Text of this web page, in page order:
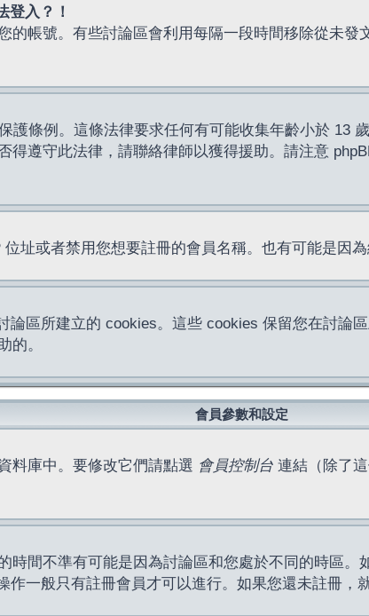
登入？！
的帳號。有些討論區會利用每隔一段時間移除從未
護條例。這條法律要求任何有可能收集年齡小於 13
得遵守此法律，請聯絡律師以獲得援助。請注意
址或者禁用您想要註冊的會員名稱。也有可能是因
論區所建立的 cookies。這些 cookies 保留您在討論
的。
會員參數和設定
料庫中。要修改它們請點選 會員控制台 連結（除了
時間不準有可能是因為討論區和您處於不同的時區
一般只有註冊會員才可以進行。如果您還未註冊，